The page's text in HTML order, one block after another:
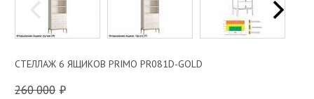
СТЕЛЛАЖ 6 ЯЩИКОВ PRIMO PR081D-GOLD
260 000